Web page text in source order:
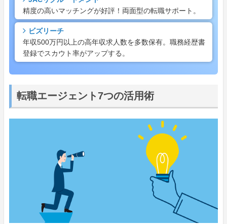
精度の高いマッチングが好評！両面型の転職サポート。
ビズリーチ
年収500万円以上の高年収求人数を多数保有。職務経歴書
登録でスカウト率がアップする。
転職エージェント7つの活用術